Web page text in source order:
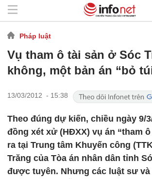
Pháp luật
Vụ tham ô tài sản ở Sóc
không, một bản án “bỏ
13/03/2012 - 15:38
Theo đúng dự kiến, chiều ngày 9/
đồng xét xử (HĐXX) vụ án “tham
ra tại Trung tâm Khuyến công
Trăng của Tòa án nhân dân tỉnh
được tuyên. Nhưng các luật sư